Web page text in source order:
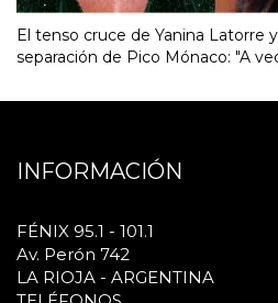
El tenso cruce de Yanina Latorre
separación de Pico Mónaco: "A
INFORMACIÓN
FÉNIX 95.1 - 101.1
Av. Perón 742
LA RIOJA - ARGENTINA